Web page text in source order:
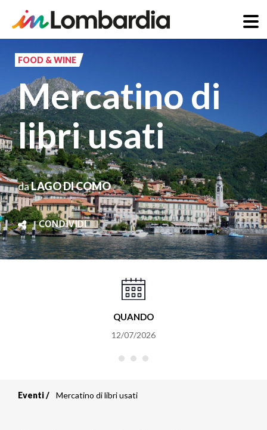
contenuto
principale
FOOD & WINE
Mercatino di
libri usati
daLAGO DI COMO
CONDIVIDI
QUANDO
12/07/2026
Eventi Mercatino di libri usati